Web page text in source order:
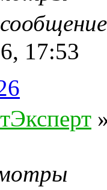
17:53